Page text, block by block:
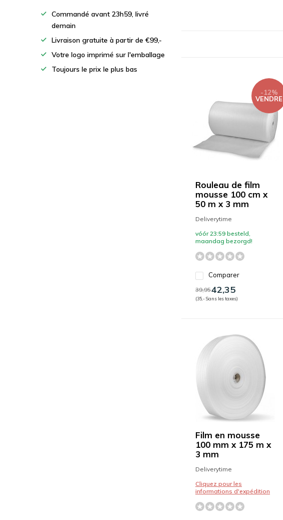
Rouleau de film
mousse 100 cm x
50 m x 3 mm
-12%
VENDRE
Deliverytime
vóór 23:59 besteld,
maandag bezorgd!
Comparer
39,9542,35
(35,- Sans les taxes)
Film en mousse
100 mm x 175 m x
3 mm
Deliverytime
Cliquez pour les
informations d'expédition
Commandé avant 23h59, livré
demain
Livraison gratuite à partir de €99,-
Votre logo imprimé sur l'emballage
Toujours le prix le plus bas